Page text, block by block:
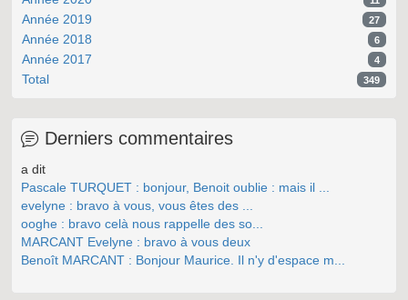
Année 2019 27
Année 2018 6
Année 2017 4
Total 349
Derniers commentaires
a dit
Pascale TURQUET : bonjour, Benoit oublie : mais il ...
evelyne : bravo à vous, vous êtes des ...
ooghe : bravo celà nous rappelle des so...
MARCANT Evelyne : bravo à vous deux
Benoît MARCANT : Bonjour Maurice. Il n'y d'espace m...